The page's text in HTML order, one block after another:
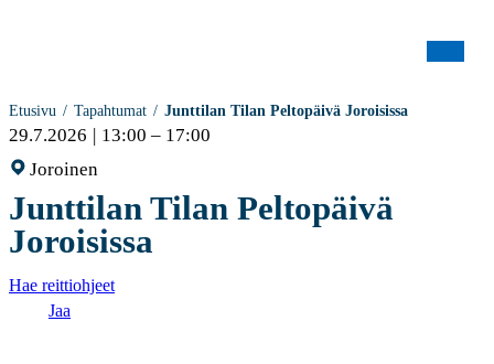
Etusivu Tapahtumat Junttilan Tilan Peltopäivä Joroisissa
29.7.2026
13:00 – 17:00
Joroinen
Junttilan Tilan Peltopäivä
Joroisissa
Hae reittiohjeet
Jaa